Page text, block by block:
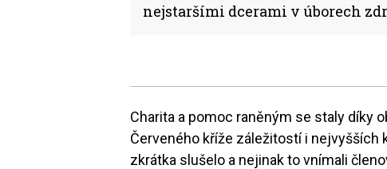
nejstaršími dcerami v úborech
Charita a pomoc raněným se staly díky
Červeného kříže záležitostí i
zkrátka slušelo a nejinak to vnímali